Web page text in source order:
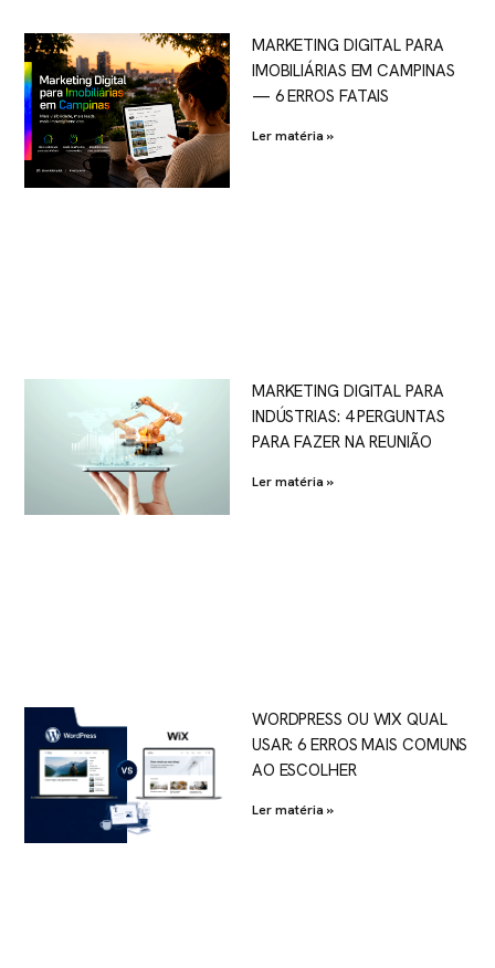
MARKETING DIGITAL PARA
IMOBILIÁRIAS EM CAMPINAS
— 6 ERROS FATAIS
Ler matéria »
MARKETING DIGITAL PARA
INDÚSTRIAS: 4 PERGUNTAS
PARA FAZER NA REUNIÃO
Ler matéria »
WORDPRESS OU WIX QUAL
USAR: 6 ERROS MAIS COMUNS
AO ESCOLHER
Ler matéria »